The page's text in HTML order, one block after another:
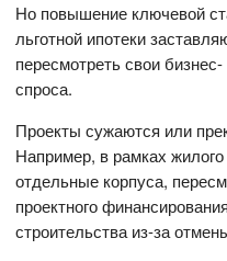
Но повышение ключевой
льготной ипотеки
пересмотреть свои
спроса.
Проекты сужаются или
Например, в рамках
отдельные корпуса,
проектного
строительства из-за